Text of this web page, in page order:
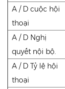
A / D cuộc hội
thoại
A / D Nghị
quyết nội bộ.
A / D Tỷ lệ hội
thoại